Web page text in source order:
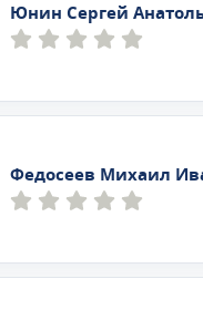
Юнин Сергей
Федосеев Михаил